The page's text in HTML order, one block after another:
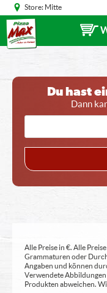
Store: Mitte
Du hast
Dann
Alle Preise in €. Alle
Grammaturen oder
Angaben und können
Verwendete
Produkten abweichen.